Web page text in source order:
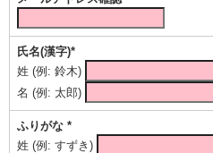
氏名(漢字)*
姓 (例: 鈴木)
名 (例: 太郎)
ふりがな *
姓 (例: すずき)